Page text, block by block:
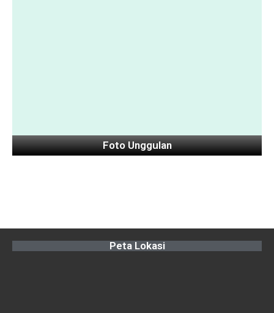
Foto Unggulan
Peta Lokasi